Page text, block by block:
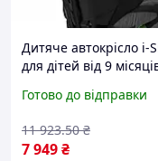
Дитяче автокрісло i-
для дітей від 9
підголівника та
Готово до відправки
7 949₴
11 923.50 ₴